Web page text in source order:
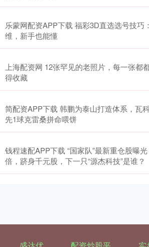
乐蒙网配资APP下载 福彩3D直选选号技巧
维，新手也能懂
上海配资网 12张罕见的老照片，每一张都
得收藏
简配资APP下载 韩鹏为泰山打造体系，瓦
先1球克雷桑拼命喂饼
钱程速配APP下载 “国家队”最新重仓股曝
倍，跻身千元股，下一只“源杰科技”是谁？